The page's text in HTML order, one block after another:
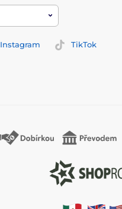
Instagram
TikTok